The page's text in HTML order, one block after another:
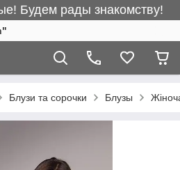
Будем рады знакомству!
Блузи та сорочки Блузы